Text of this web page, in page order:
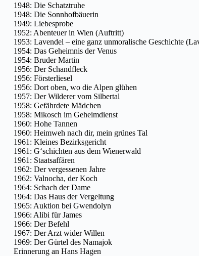
1948: Die Schatztruhe
1948: Die Sonnhofbäuerin
1949: Liebesprobe
1952: Abenteuer in Wien (Auftritt)
1953: Lavendel – eine ganz unmoralische Geschichte
1954: Das Geheimnis der Venus
1954: Bruder Martin
1956: Der Schandfleck
1956: Försterliesel
1956: Dort oben, wo die Alpen glühen
1957: Der Wilderer vom Silbertal
1958: Gefährdete Mädchen
1958: Mikosch im Geheimdienst
1960: Hohe Tannen
1960: Heimweh nach dir, mein grünes Tal
1961: Kleines Bezirksgericht
1961: G‘schichten aus dem Wienerwald
1961: Staatsaffären
1962: Der vergessenen Jahre
1962: Valnocha, der Koch
1964: Schach der Dame
1964: Das Haus der Vergeltung
1965: Auktion bei Gwendolyn
1966: Alibi für James
1966: Der Befehl
1967: Der Arzt wider Willen
1969: Der Gürtel des Namajok
Erinnerung an Hans Hagen